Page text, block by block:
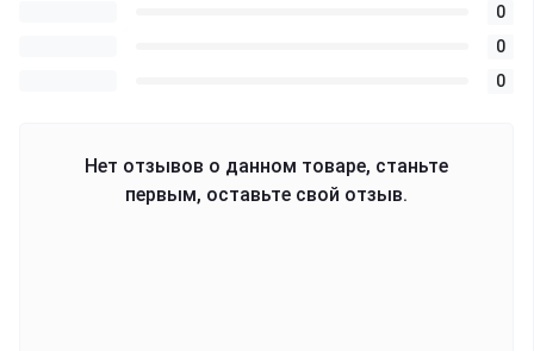
0
0
0
Нет отзывов о данном товаре, станьте
первым, оставьте свой отзыв.